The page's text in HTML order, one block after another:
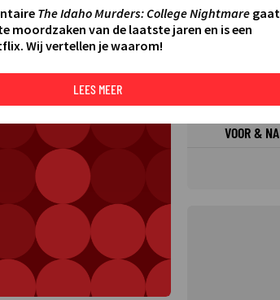
DELEN
DE
VOOR &
The Idaho Murders: College Nightmaregaat
moordzaken van de laatste jaren en is een
Wij vertellen je waarom!
LEES MEER